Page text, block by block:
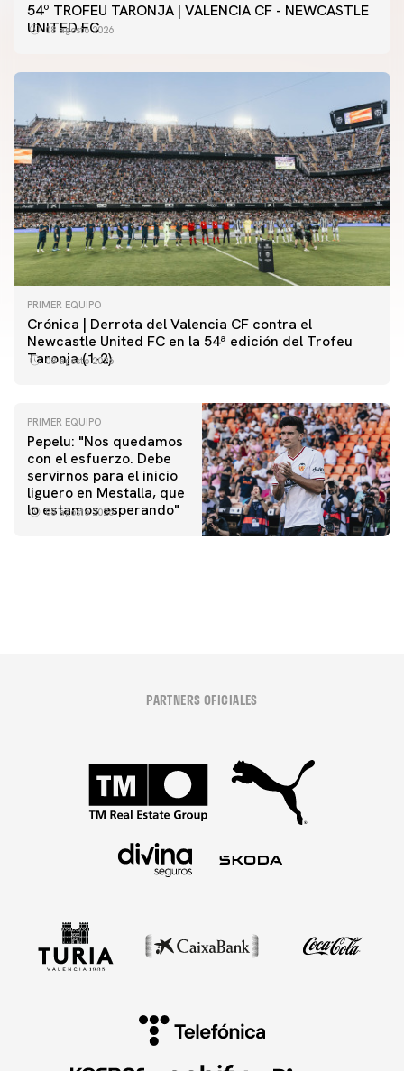
54º TROFEU TARONJA | VALENCIA CF - NEWCASTLE
UNITED FC
08 agosto 2026
PRIMER EQUIPO
Crónica | Derrota del Valencia CF contra el
Newcastle United FC en la 54ª edición del Trofeu
Taronja (1-2)
08 agosto 2026
PRIMER EQUIPO
Pepelu: "Nos quedamos
con el esfuerzo. Debe
servirnos para el inicio
liguero en Mestalla, que
lo estamos esperando"
08 agosto 2026
PRIMER EQUIPO
Las fotos del Valencia CF-Newcastle United FC
PRIMER EQUIPO
MESTALLA 📍
PARTNERS OFICIALES